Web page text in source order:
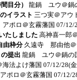
目分）
龍鍋 ユウ＠鍋
イラスト 三つ実＠アウ
アポロ＠玄霧藩国 07/12/
たしました 高神喜一郎
由枠分 久遠寺 那由他＠
提出 龍鍋 ユウ＠鍋の
海法よけ藩国 07/12/28(
アポロ＠玄霧藩国 07/12/